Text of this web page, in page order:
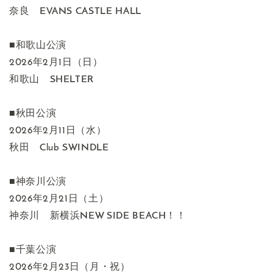
奈良 EVANS CASTLE HALL
■和歌山公演
2026年2月1日（日）
和歌山 SHELTER
■秋田公演
2026年2月11日（水）
秋田 Club SWINDLE
■神奈川公演
2026年2月21日（土）
神奈川 新横浜NEW SIDE BEACH！！
■千葉公演
2026年2月23日（月・祝）